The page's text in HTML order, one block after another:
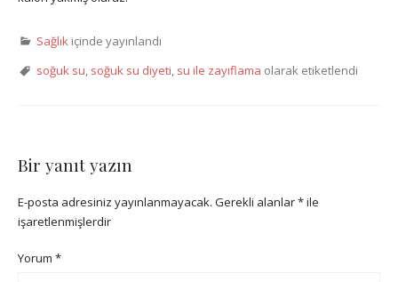
Sağlık içinde yayınlandı
soğuk su, soğuk su diyeti, su ile zayıflama olarak etiketlendi
Bir yanıt yazın
E-posta adresiniz yayınlanmayacak. Gerekli alanlar*ile
işaretlenmişlerdir
Yorum *